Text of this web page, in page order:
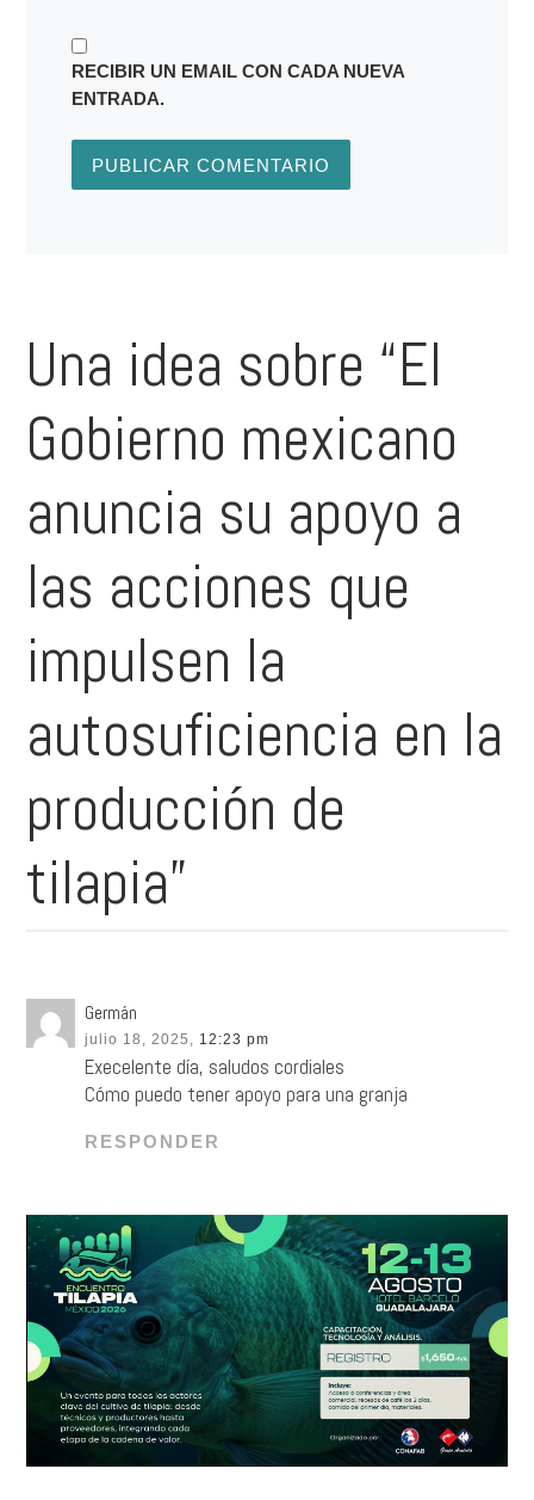
RECIBIR UN EMAIL CON CADA NUEVA
ENTRADA.
Una idea sobre “El
Gobierno mexicano
anuncia su apoyo a
las acciones que
impulsen la
autosuficiencia en la
producción de
tilapia”
Germán
julio 18, 2025, 12:23 pm
Execelente día, saludos cordiales
Cómo puedo tener apoyo para una granja
RESPONDER